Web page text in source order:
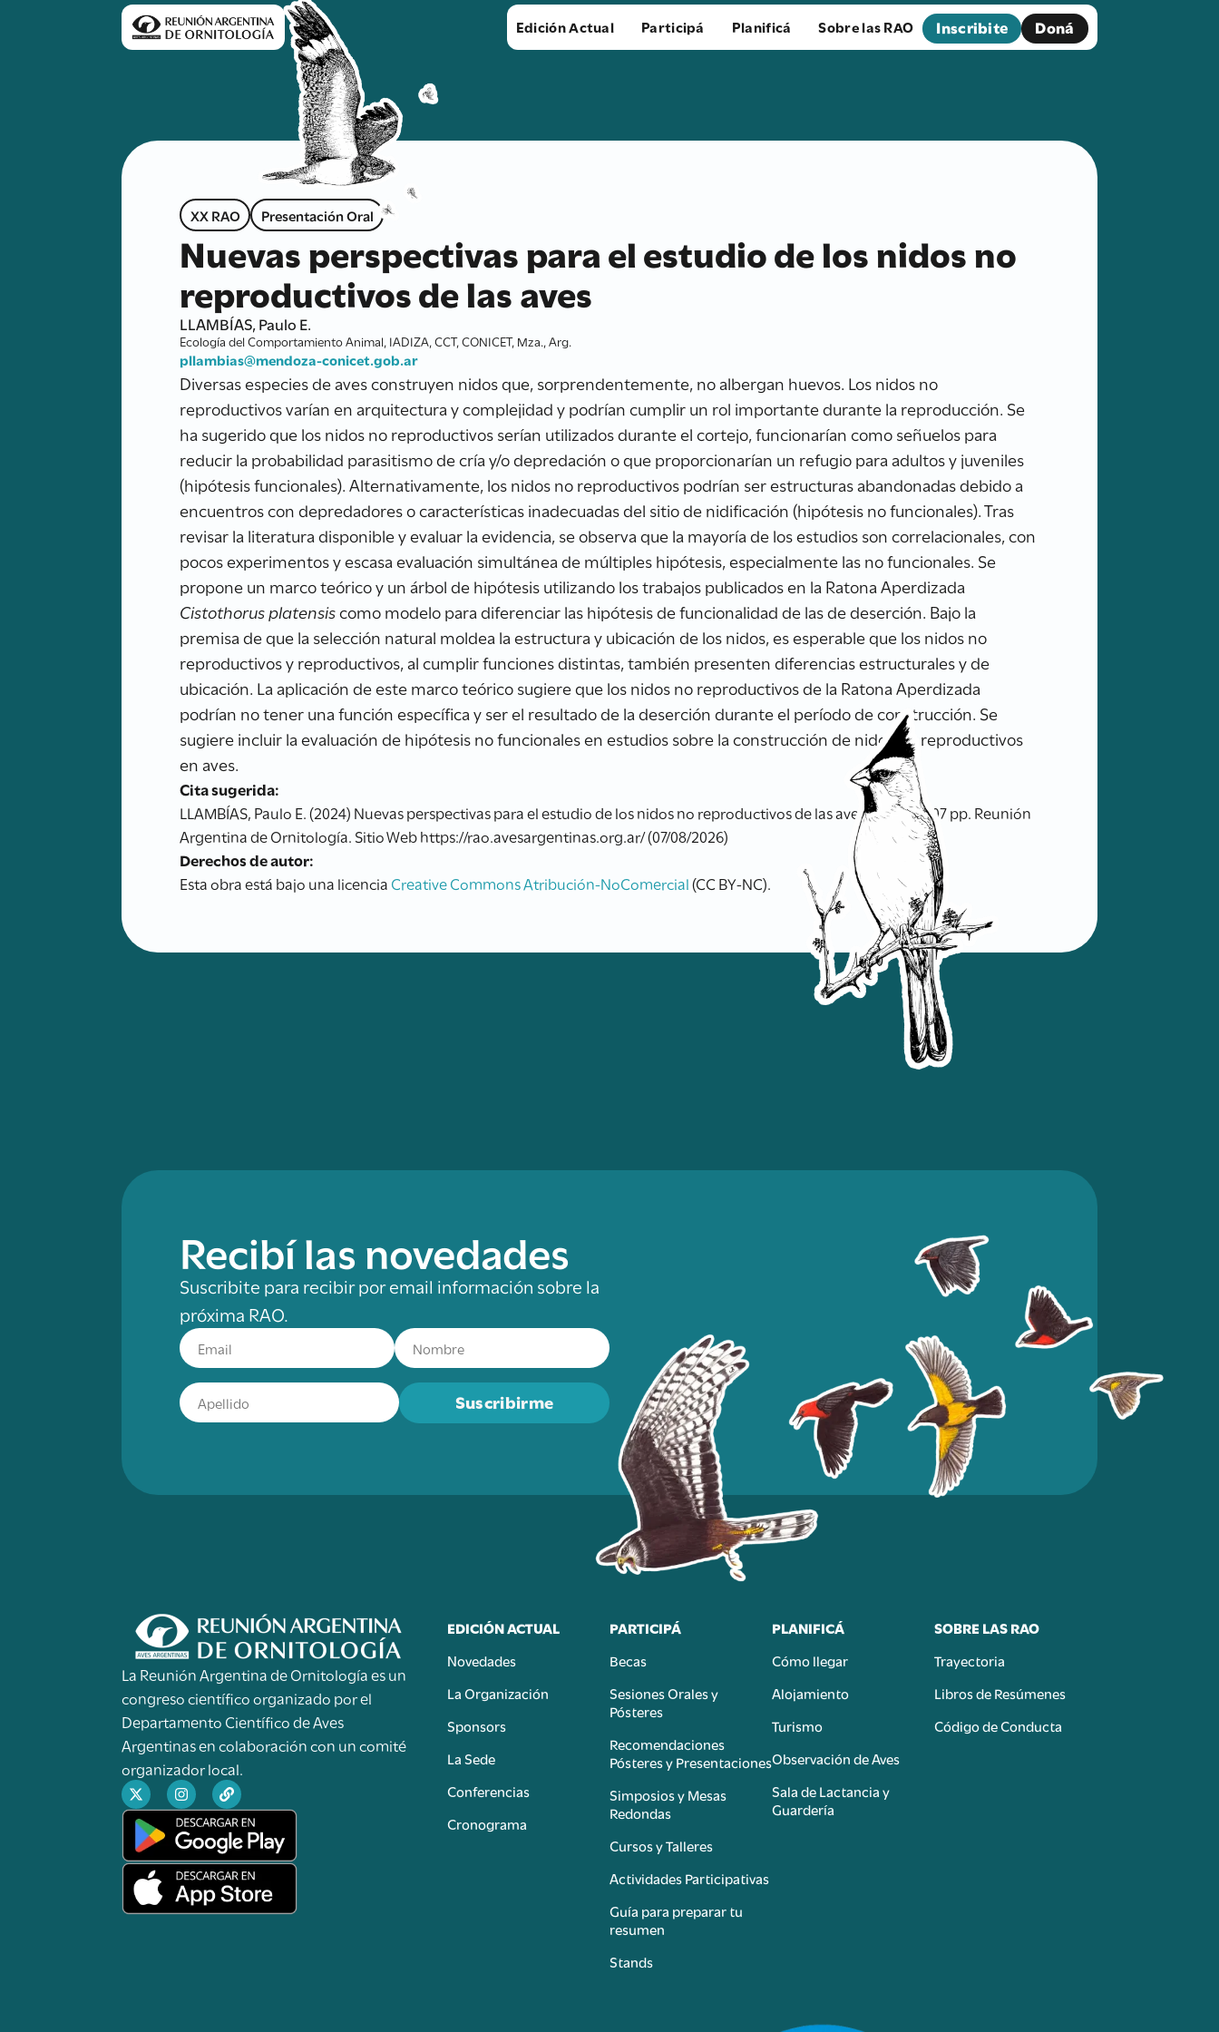
Edición Actual Participá Planificá Sobre las RAO Inscribite Doná
XX RAO Presentación Oral
Nuevas perspectivas para el estudio de los nidos no
reproductivos de las aves
LLAMBÍAS, Paulo E.
Ecología del Comportamiento Animal, IADIZA, CCT, CONICET, Mza., Arg.
pllambias@mendoza-conicet.gob.ar
Diversas especies de aves construyen nidos que, sorprendentemente, no albergan huevos. Los nidos no
reproductivos varían en arquitectura y complejidad y podrían cumplir un rol importante durante la reproducción. Se
ha sugerido que los nidos no reproductivos serían utilizados durante el cortejo, funcionarían como señuelos para
reducir la probabilidad parasitismo de cría y/o depredación o que proporcionarían un refugio para adultos y juveniles
(hipótesis funcionales). Alternativamente, los nidos no reproductivos podrían ser estructuras abandonadas debido a
encuentros con depredadores o características inadecuadas del sitio de nidificación (hipótesis no funcionales). Tras
revisar la literatura disponible y evaluar la evidencia, se observa que la mayoría de los estudios son correlacionales, con
pocos experimentos y escasa evaluación simultánea de múltiples hipótesis, especialmente las no funcionales. Se
propone un marco teórico y un árbol de hipótesis utilizando los trabajos publicados en la Ratona Aperdizada
Cistothorus platensiscomo modelo para diferenciar las hipótesis de funcionalidad de las de deserción. Bajo la
premisa de que la selección natural moldea la estructura y ubicación de los nidos, es esperable que los nidos no
reproductivos y reproductivos, al cumplir funciones distintas, también presenten diferencias estructurales y de
ubicación. La aplicación de este marco teórico sugiere que los nidos no reproductivos de la Ratona Aperdizada
podrían no tener una función específica y ser el resultado de la deserción durante el período de construcción. Se
sugiere incluir la evaluación de hipótesis no funcionales en estudios sobre la construcción de nidos no reproductivos
en aves.
Cita sugerida:
LLAMBÍAS, Paulo E. (2024) Nuevas perspectivas para el estudio de los nidos no reproductivos de las aves. XX RAO 107 pp. Reunión
Argentina de Ornitología. Sitio Web https://rao.avesargentinas.org.ar/ (07/08/2026)
Derechos de autor:
Esta obra está bajo una licencia Creative Commons Atribución-NoComercial(CC BY-NC).
Recibí las novedades
Suscribite para recibir por email información sobre la
próxima RAO.
Suscribirme
La Reunión Argentina de Ornitología es un
congreso científico organizado por el
Departamento Científico de Aves
Argentinas en colaboración con un comité
organizador local.
EDICIÓN ACTUAL
Novedades
La Organización
Sponsors
La Sede
Conferencias
Cronograma
PARTICIPÁ
Becas
Sesiones Orales y
Pósteres
Recomendaciones
Pósteres y Presentaciones
Simposios y Mesas
Redondas
Cursos y Talleres
Actividades Participativas
Guía para preparar tu
resumen
Stands
PLANIFICÁ
Cómo llegar
Alojamiento
Turismo
Observación de Aves
Sala de Lactancia y
Guardería
SOBRE LAS RAO
Trayectoria
Libros de Resúmenes
Código de Conducta